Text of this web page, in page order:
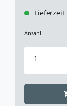
Lieferzeit
Anzahl